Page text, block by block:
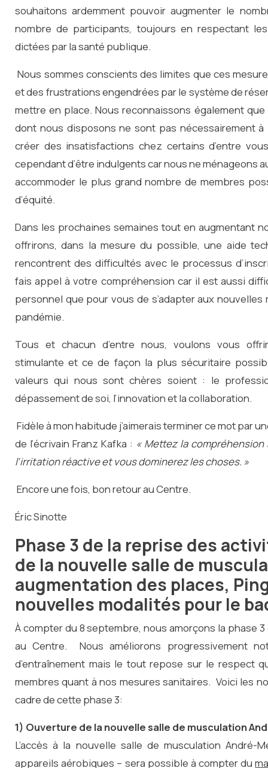
souhaitons ardemment pouvoir augmenter le
nombre de participants, toujours en respectant
dictées par la santé publique.
Nous sommes conscients des limites que ces
et des frustrations engendrées par le système de
mettre en place. Nous reconnaissons également
dont nous disposons ne sont pas nécessairement
créer des insatisfactions chez certains d’entre
cependant d’être indulgents car nous ne ménageons
accommoder le plus grand nombre de membres
d’équité.
Dans les prochaines semaines tout en augmentant
offrirons, dans la mesure du possible, une aide
rencontrent des difficultés avec le processus
fais appel à votre compréhension car il est aussi
personnel que pour vous de s’adapter aux
pandémie.
Tous et chacun d’entre nous, voulons vous
stimulante et ce de façon la plus sécuritaire
valeurs qui nous sont chères soient : le
dépassement de soi, l’innovation et la collaboration.
Fidèle à mon habitude j’aimerais terminer ce mot par
de l’écrivain Franz Kafka : « Mettez la
l’irritation réactive et vous dominerez les choses. »
Encore une fois, bon retour au Centre.
Éric Sinotte
Phase 3 de la reprise des
de la nouvelle salle de
augmentation des places,
nouvelles modalités pour le
À compter du 8 septembre, nous amorçons la phase
au Centre. Nous améliorons progressivement
d’entraînement mais le tout repose sur le respect
membres quant à nos mesures sanitaires. Voici les
cadre de cette phase 3:
1) Ouverture de la nouvelle salle de musculation
L’accès à la nouvelle salle de musculation André-
appareils aérobiques – sera possible à compter du